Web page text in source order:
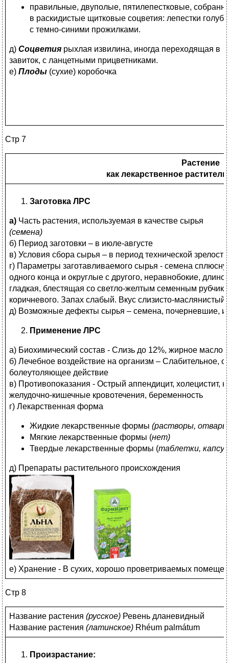
правильные, двуполые, пятилепестковые,
в раскидистые щитковые соцветия: лепестки
с темно-синими прожилками.
д) Соцветия рыхлая извилина, иногда переходящая в
завиток, с ланцетными прицветниками.
е) Плоды (сухие) коробочка
Стр 7
Растение
как лекарственное
Заготовка ЛРС
а) Часть растения, используемая в качестве сырья
(семена)
б) Период заготовки – в июле-августе
в) Условия сбора сырья – в период технической
г) Параметры заготавливаемого сырья - семена
одного конца и округлые с другого, неравнобокие,
гладкая, блестящая со светло-желтым семенным
коричневого. Запах слабый. Вкус слизисто-маслянистый.
д) Возможные дефекты сырья – семена, почерневшие,
Применение ЛРС
а) Биохимический состав - Слизь до 12%, жирное масло
б) Лечебное воздействие на организм – Слабительное,
болеутоляющее действие
в) Противопоказания - Острый аппендицит, холецистит,
желудочно-кишечные кровотечения, беременность
г) Лекарственная форма
Жидкие лекарственные формы (растворы,
Мягкие лекарственные формы (нет)
Твердые лекарственные формы (таблетки,
д) Препараты растительного происхождения
е) Хранение - В сухих, хорошо проветриваемых
Стр 8
Название растения (русское) Ревень дланевидный
Название растения (латинское) Rhéum palmátum
Произрастание: